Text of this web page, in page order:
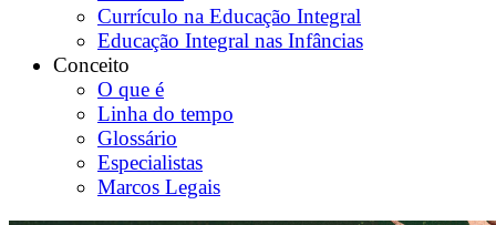
Currículo na Educação Integral
Educação Integral nas Infâncias
Conceito
O que é
Linha do tempo
Glossário
Especialistas
Marcos Legais